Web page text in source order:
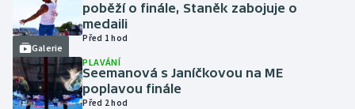
Florbal
Futsal
Golf
Galerie
poběží o finále, Staněk zabojuje o
medaili
Před 1 hod
PLAVÁNÍ
Seemanová s Janíčkovou na ME
poplavou finále
Před 2 hod